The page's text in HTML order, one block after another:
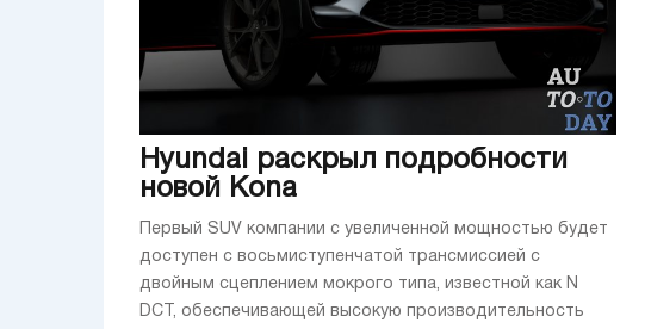
Hyundai раскрыл подробности
новой Kona
Первый SUV компании с увеличенной мощностью будет
доступен с восьмиступенчатой трансмиссией с
двойным сцеплением мокрого типа, известной как N
DCT, обеспечивающей высокую производительность